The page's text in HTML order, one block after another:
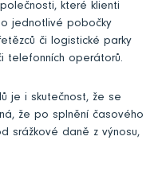
které klienti
jednotlivé pobočky
či logistické parky
telefonních operátorů.
je i skutečnost, že se
že po splnění časového
srážkové daně z výnosu,